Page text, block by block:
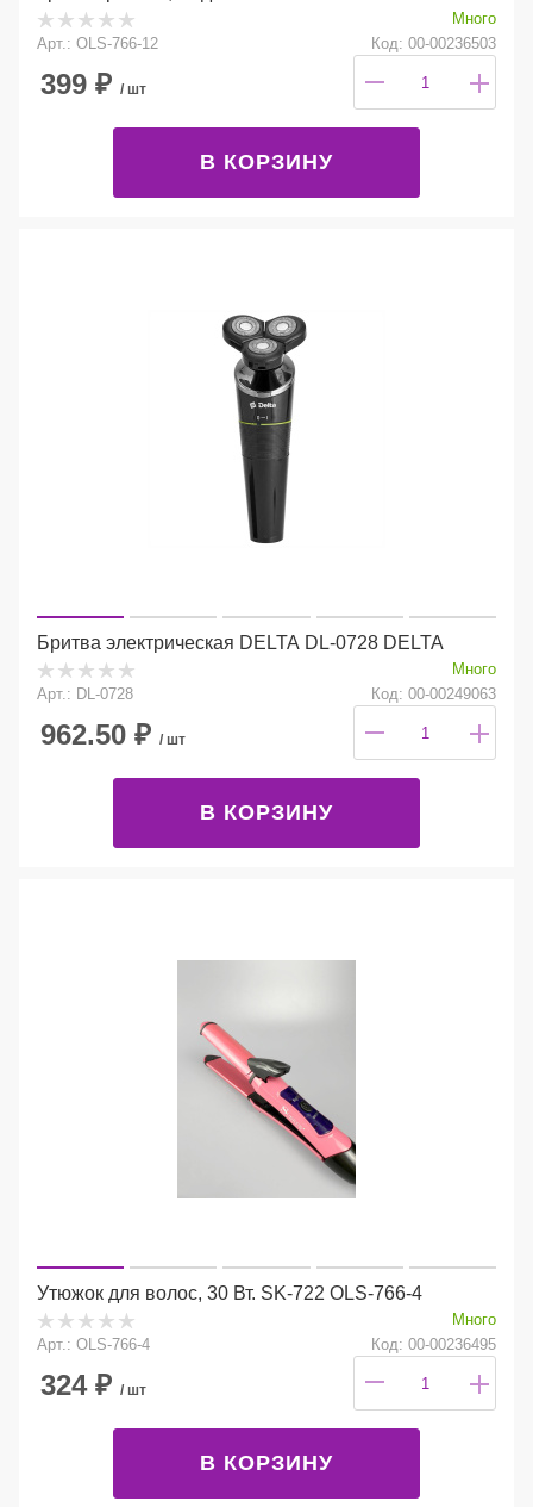
Много
Арт.: OLS-766-12
Код: 00-00236503
399 ₽ / шт
В КОРЗИНУ
Бритва электрическая DELTA DL-0728 DELTA
Много
Арт.: DL-0728
Код: 00-00249063
962.50 ₽ / шт
В КОРЗИНУ
Утюжок для волос, 30 Вт. SK-722 OLS-766-4
Много
Арт.: OLS-766-4
Код: 00-00236495
324₽ / шт
В КОРЗИНУ